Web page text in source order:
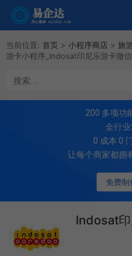
当前位置: 首页 > 小程序商店 > 旅
游卡小程序_Indosat印尼乐游卡微
免费制
200 多项功
全行
0 成本 0
让每个商家都拥
Indosat